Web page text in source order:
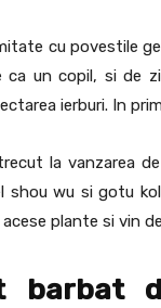
cu povestile
ca un copil, si de
ierburi. In
la vanzarea
shou wu si gotu
plante si vin
barbat